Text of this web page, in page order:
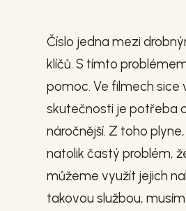
Číslo jedna mezi
klíčů. S tímto
pomoc. Ve filmech
skutečnosti je potřeba
náročnější. Z toho
natolik častý problém,
můžeme využít jejich
takovou službou,